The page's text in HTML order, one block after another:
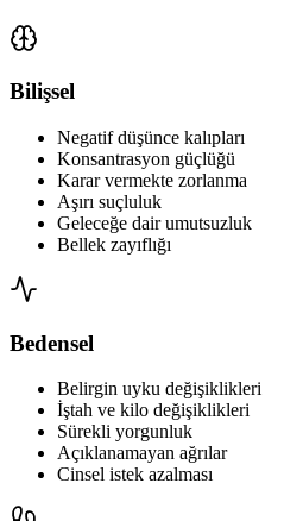
Bilişsel
Negatif düşünce kalıpları
Konsantrasyon güçlüğü
Karar vermekte zorlanma
Aşırı suçluluk
Geleceğe dair umutsuzluk
Bellek zayıflığı
Bedensel
Belirgin uyku değişiklikleri
İştah ve kilo değişiklikleri
Sürekli yorgunluk
Açıklanamayan ağrılar
Cinsel istek azalması